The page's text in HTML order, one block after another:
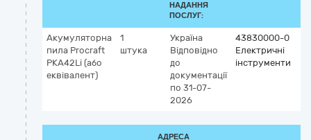
НАДАННЯ
ПОСЛУГ:
Акумуляторна
пила Procraft
PKA42Li (або
еквівалент)
1
штука
Україна
Відповідно
до
документації
по 31-07-
2026
43830000-0
Електричні
інструменти
АДРЕСА